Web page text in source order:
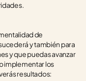
de
y también para
y que puedas avanzar
implementar los
resultados: